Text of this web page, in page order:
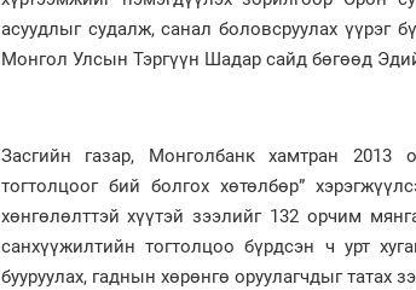
асуудлыг судалж, санал боловсруулах үүрэг
Монгол Улсын Тэргүүн Шадар сайд бөгөөд
Засгийн газар, Монголбанк хамтран 2013
тогтолцоог бий болгох хөтөлбөр”
хөнгөлөлттэй хүүтэй зээлийг 132 орчим
санхүүжилтийн тогтолцоо бүрдсэн ч урт
бууруулах, гаднын хөрөнгө оруулагчдыг татах